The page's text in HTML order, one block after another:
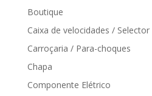
Boutique
Caixa de velocidades / Selector
Carroçaria / Para-choques
Chapa
Componente Elétrico